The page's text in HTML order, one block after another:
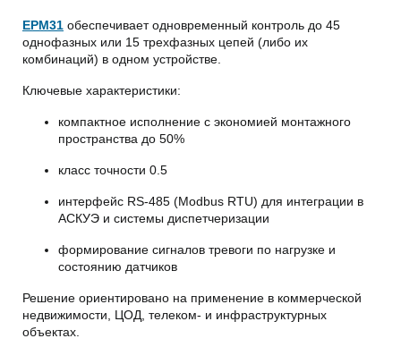
EPM31 обеспечивает одновременный контроль до 45
однофазных или 15 трехфазных цепей (либо их
комбинаций) в одном устройстве.
Ключевые характеристики:
компактное исполнение с экономией монтажного
пространства до 50%
класс точности 0.5
интерфейс RS-485 (Modbus RTU) для интеграции в
АСКУЭ и системы диспетчеризации
формирование сигналов тревоги по нагрузке и
состоянию датчиков
Решение ориентировано на применение в коммерческой
недвижимости, ЦОД, телеком- и инфраструктурных
объектах.